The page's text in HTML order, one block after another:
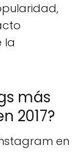
la
más
2017?
en